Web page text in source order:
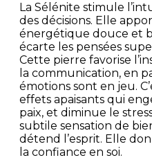
La Sélénite stimule
des décisions. Elle
énergétique douce et
écarte les pensées
Cette pierre favorise
la communication, en
émotions sont en jeu.
effets apaisants qui
paix, et diminue le
subtile sensation de
détend l’esprit. Elle
la confiance en soi.